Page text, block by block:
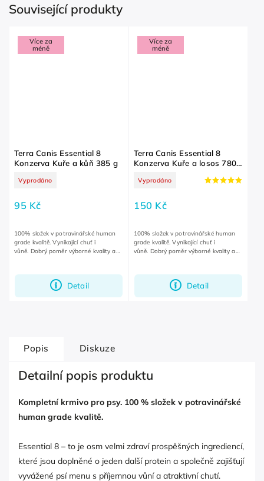
Související produkty
Více za
méně
Terra Canis Essential 8
Konzerva Kuře a kůň 385 g
Vyprodáno
95 Kč
Detail
100% složek v potravinářské human
grade kvalitě. Vynikající chuť i
vůně. Dobrý poměr výborné kvality a
Více za
méně
Terra Canis Essential 8
Konzerva Kuře a losos 780
Vyprodáno
150 Kč
Detail
100% složek v potravinářské human
grade kvalitě. Vynikající chuť i
vůně. Dobrý poměr výborné kvality a
Popis Diskuze
Detailní popis produktu
Kompletní krmivo pro psy. 100 % složek v potravinářské
human grade kvalitě.
Essential 8 – to je osm velmi zdraví prospěšných ingrediencí,
které jsou doplněné o jeden další protein a společně zajišťují
vyvážené psí menu s příjemnou vůní a atraktivní chutí.